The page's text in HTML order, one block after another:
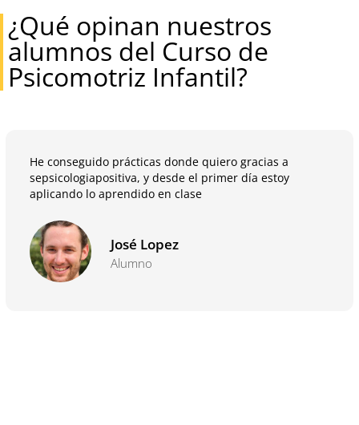
¿Qué opinan nuestros
alumnos del Curso de
Psicomotriz Infantil?
He conseguido prácticas donde quiero gracias a
sepsicologiapositiva, y desde el primer día estoy
aplicando lo aprendido en clase
José Lopez
Alumno